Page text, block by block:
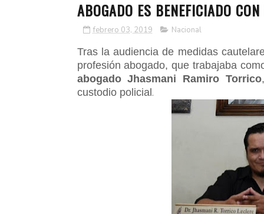
ABOGADO ES BENEFICIADO
febrero 03, 2019 Nacional
Tras la audiencia de medidas
profesión abogado, que trabajaba
abogado Jhasmani Ramiro Torrico
custodio policial .